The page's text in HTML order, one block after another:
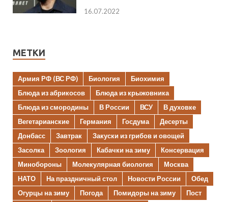
16.07.2022
МЕТКИ
Армия РФ (ВС РФ) Биология
Биохимия
Блюда из абрикосов
Блюда из крыжовника
Блюда из смородины
В России ВСУ
В духовке
Вегетарианские
Германия Госдума
Десерты
Донбасс
Завтрак
Закуски из грибов и овощей
Засолка
Зоология Кабачки на зиму
Консервация
Минобороны
Молекулярная биология
Москва
НАТО
На праздничный стол Новости России
Обед
Огурцы на зиму
Погода Помидоры на зиму
Пост